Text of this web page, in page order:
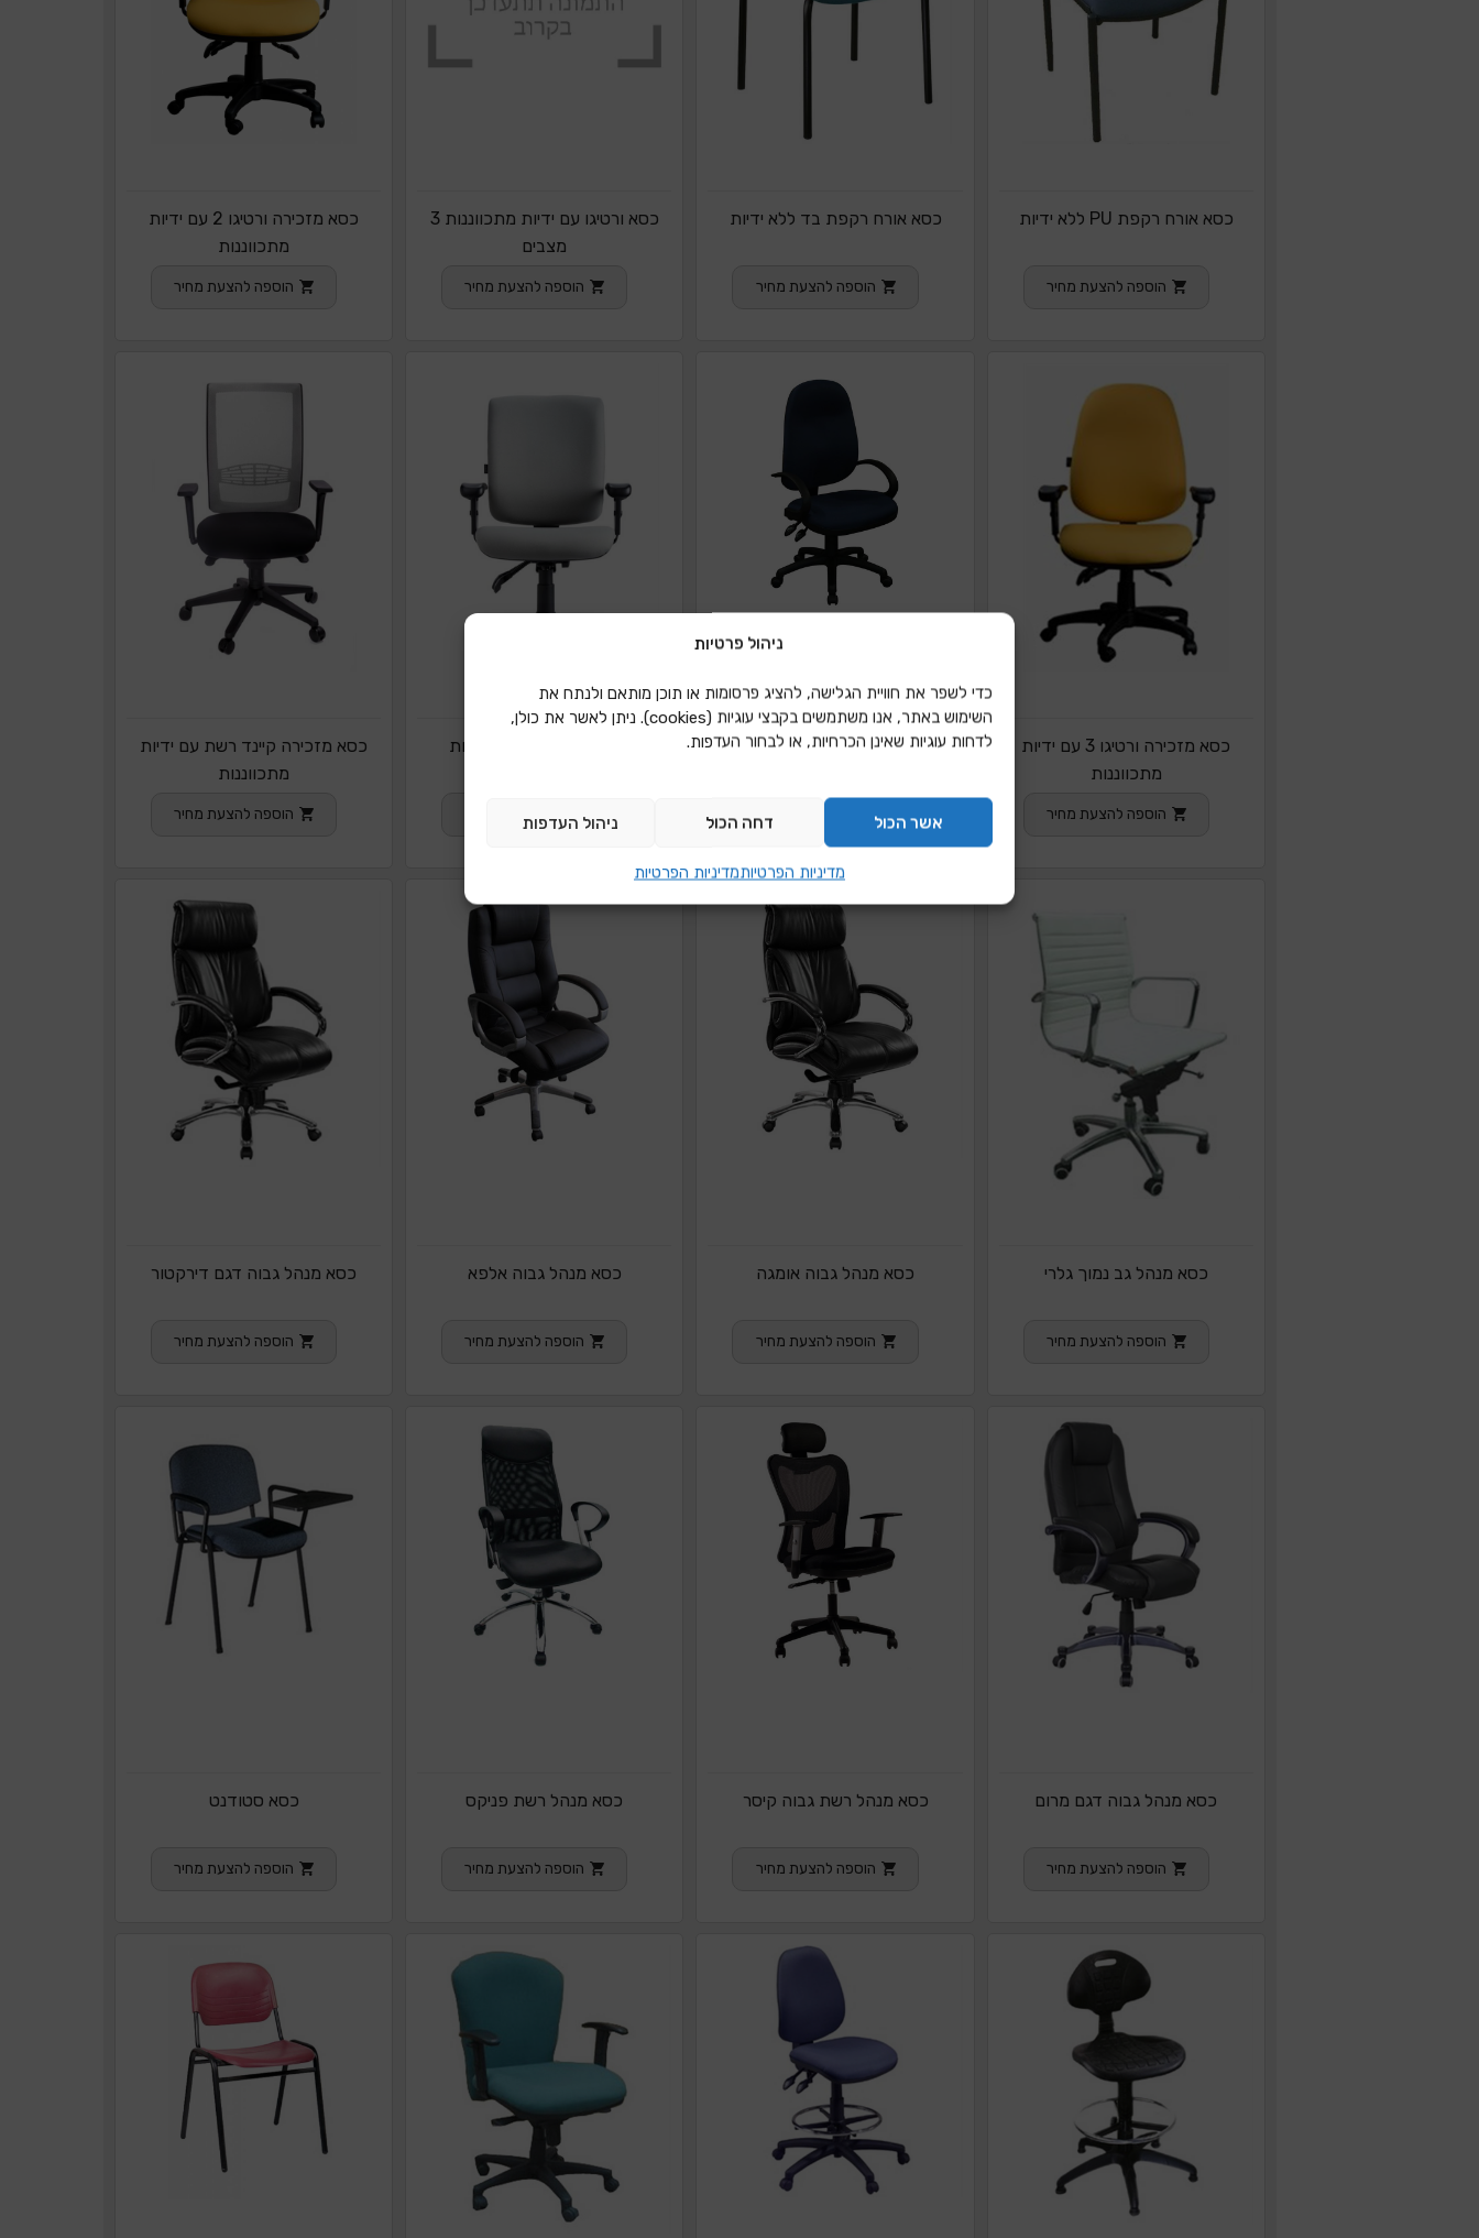
ניהול פרטיות
כדי לשפר את חוויית הגלישה, להציג פרסומות או תוכן מותאם ולנתח את
השימוש באתר, אנו משתמשים בקבצי עוגיות (cookies). ניתן לאשר את כולן,
לדחות עוגיות שאינן הכרחיות, או לבחור העדפות.
אשר הכול דחה הכול ניהול העדפות
מדיניות הפרטיותמדיניות הפרטיות
כסא אורח רקפת PU ללא ידיות
הוספה להצעת מחיר
כסא אורח רקפת בד ללא ידיות
הוספה להצעת מחיר
כסא ורטיגו עם ידיות מתכווננות 3
מצבים
הוספה להצעת מחיר
כסא מזכירה ורטיגו 2 עם ידיות
מתכווננות
הוספה להצעת מחיר
כסא מזכירה ורטיגו 3 עם ידיות
מתכווננות
הוספה להצעת מחיר
כסא מזכירה מירון ידיות ברבור
הוספה להצעת מחיר
כסא מזכירה קיינד עם ידיות
הוספה להצעת מחיר
כסא מזכירה קיינד רשת עם ידיות
מתכווננות
הוספה להצעת מחיר
כסא מנהל גב נמוך גלרי
הוספה להצעת מחיר
כסא מנהל גבוה אומגה
הוספה להצעת מחיר
כסא מנהל גבוה אלפא
הוספה להצעת מחיר
כסא מנהל גבוה דגם דירקטור
הוספה להצעת מחיר
כסא מנהל גבוה דגם מרום
הוספה להצעת מחיר
כסא מנהל רשת גבוה קיסר
הוספה להצעת מחיר
כסא מנהל רשת פניקס
הוספה להצעת מחיר
כסא סטודנט
הוספה להצעת מחיר